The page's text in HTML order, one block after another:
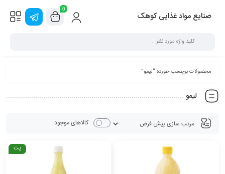
صنایع مواد غذایی کوهک
0
محصولات برچسب خورده “لیمو”
لیمو
کالاهای موجود
پت